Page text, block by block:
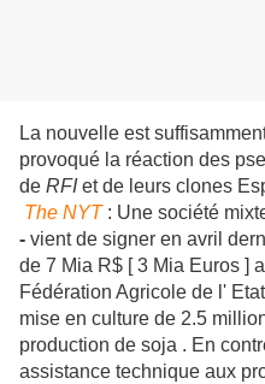
La nouvelle est
provoqué la réaction des
de RFIet de leurs clones
The NYT: Une société
- vient de signer en avril
de 7 Mia R$ [ 3 Mia Euros ]
Fédération Agricole de l'
mise en culture de 2.5
production de soja . En
assistance technique aux